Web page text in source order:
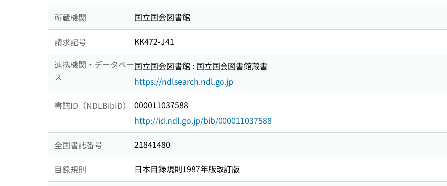
所蔵機関 国立国会図書館
請求記号
KK472-J41
連携機関・データベー
ス
国立国会図書館 : 国立国会図書館蔵書
https://ndlsearch.ndl.go.jp
書誌ID（NDLBibID）
000011037588
http://id.ndl.go.jp/bib/000011037588
全国書誌番号 21841480
目録規則 日本目録規則1987年版改訂版